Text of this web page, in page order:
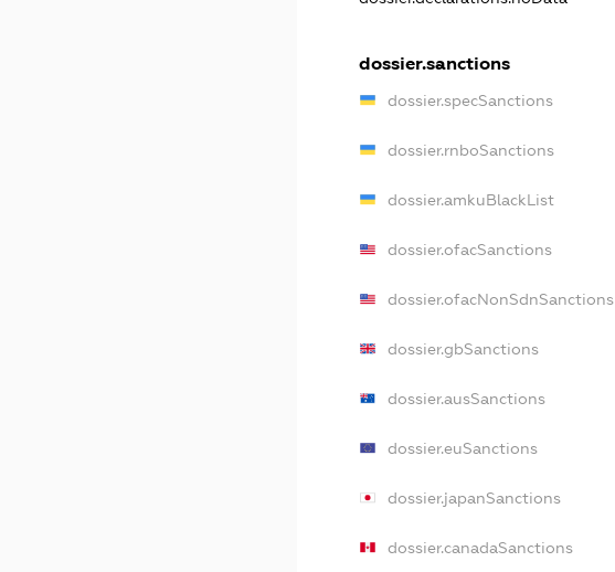
dossier.sanctions
dossier.specSanctions
dossier.rnboSanctions
dossier.amkuBlackList
dossier.ofacSanctions
dossier.ofacNonSdnSanctions
dossier.gbSanctions
dossier.ausSanctions
dossier.euSanctions
dossier.japanSanctions
dossier.canadaSanctions